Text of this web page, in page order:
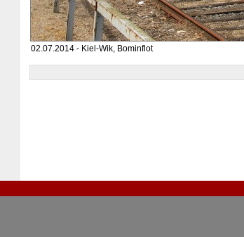
02.07.2014 - Kiel-Wik, Bominflot